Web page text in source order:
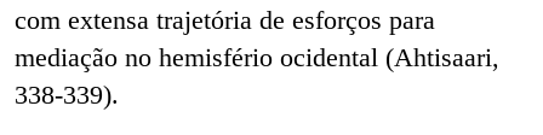
com extensa trajetória de esforços para
mediação no hemisfério ocidental (Ahtisaari,
338-339).